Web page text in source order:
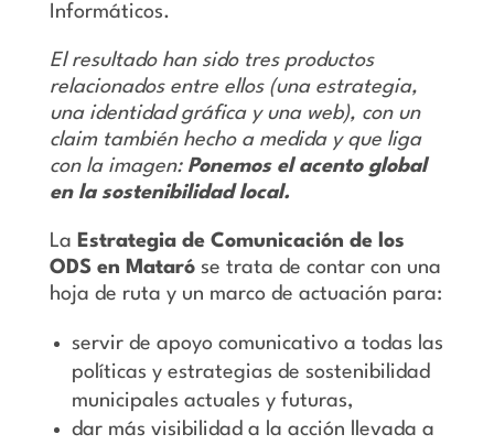
Informáticos.
El resultado han sido tres productos
relacionados entre ellos (una estrategia,
una identidad gráfica y una web), con un
claim también hecho a medida y que liga
con la imagen: Ponemos el acento global
en la sostenibilidad local.
La Estrategia de Comunicación de los
ODS en Mataróse trata de contar con una
hoja de ruta y un marco de actuación para:
servir de apoyo comunicativo a todas las
políticas y estrategias de sostenibilidad
municipales actuales y futuras,
dar más visibilidad a la acción llevada a